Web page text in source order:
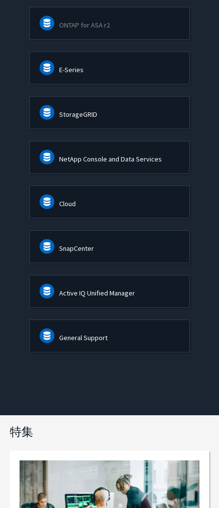
ONTAP for ASA r2
E-Series
StorageGRID
NetApp Console and Data Services
Cloud
SnapCenter
Active IQ Unified Manager
General Support
特集